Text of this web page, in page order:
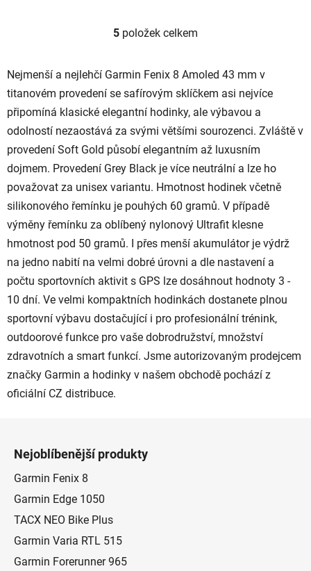
O
l
á
d
a
c
í
p
r
v
k
y
v
ý
p
i
s
u
5 položek celkem
Nejmenší a nejlehčí Garmin Fenix 8 Amoled 43 mm v
titanovém provedení se safírovým sklíčkem asi nejvíce
připomíná klasické elegantní hodinky, ale výbavou a
odolností nezaostává za svými většími sourozenci. Zvláště v
provedení Soft Gold působí elegantním až luxusním
dojmem. Provedení Grey Black je více neutrální a lze ho
považovat za unisex variantu. Hmotnost hodinek včetně
silikonového řemínku je pouhých 60 gramů. V případě
výměny řemínku za oblíbený nylonový Ultrafit klesne
hmotnost pod 50 gramů. I přes menší akumulátor je výdrž
na jedno nabití na velmi dobré úrovni a dle nastavení a
počtu sportovních aktivit s GPS lze dosáhnout hodnoty 3 -
10 dní. Ve velmi kompaktních hodinkách dostanete plnou
sportovní výbavu dostačující i pro profesionální trénink,
outdoorové funkce pro vaše dobrodružství, množství
zdravotních a smart funkcí. Jsme autorizovaným prodejcem
značky Garmin a hodinky v našem obchodě pochází z
oficiální CZ distribuce.
Nejoblíbenější produkty
Garmin Fenix 8
Garmin Edge 1050
TACX NEO Bike Plus
Garmin Varia RTL 515
Garmin Forerunner 965